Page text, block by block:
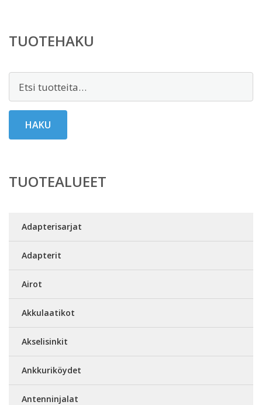
TUOTEHAKU
HAKU
TUOTEALUEET
Adapterisarjat
Adapterit
Airot
Akkulaatikot
Akselisinkit
Ankkuriköydet
Antenninjalat